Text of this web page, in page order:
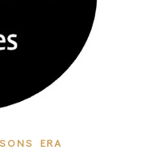
ERA